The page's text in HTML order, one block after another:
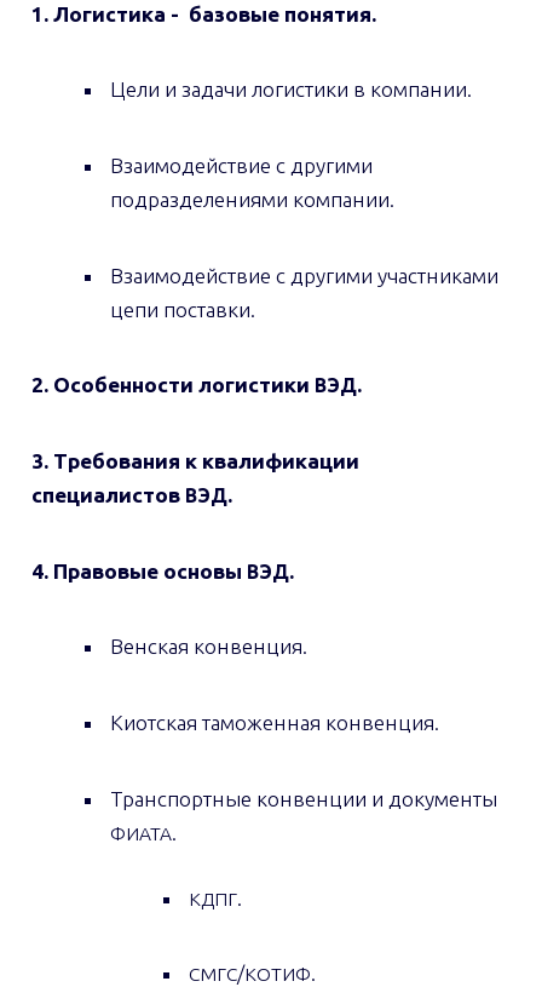
1. Логистика - базовые понятия.
Цели и задачи логистики в компании.
Взаимодействие с другими
подразделениями компании.
Взаимодействие с другими участниками
цепи поставки.
2. Особенности логистики ВЭД.
3. Требования к квалификации
специалистов ВЭД.
4. Правовые основы ВЭД.
Венская конвенция.
Киотская таможенная конвенция.
Транспортные конвенции и документы
ФИАТА
КДПГ.
СМГС/КОТИФ.